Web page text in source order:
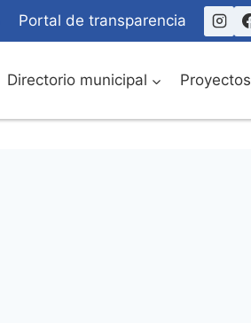
Portal de transparencia
Directorio municipal Proyectos